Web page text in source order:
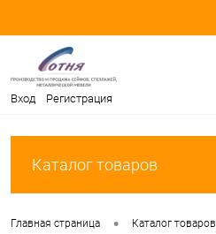
Вход Регистрация
Каталог товаров
Главная страница • Каталог товаров